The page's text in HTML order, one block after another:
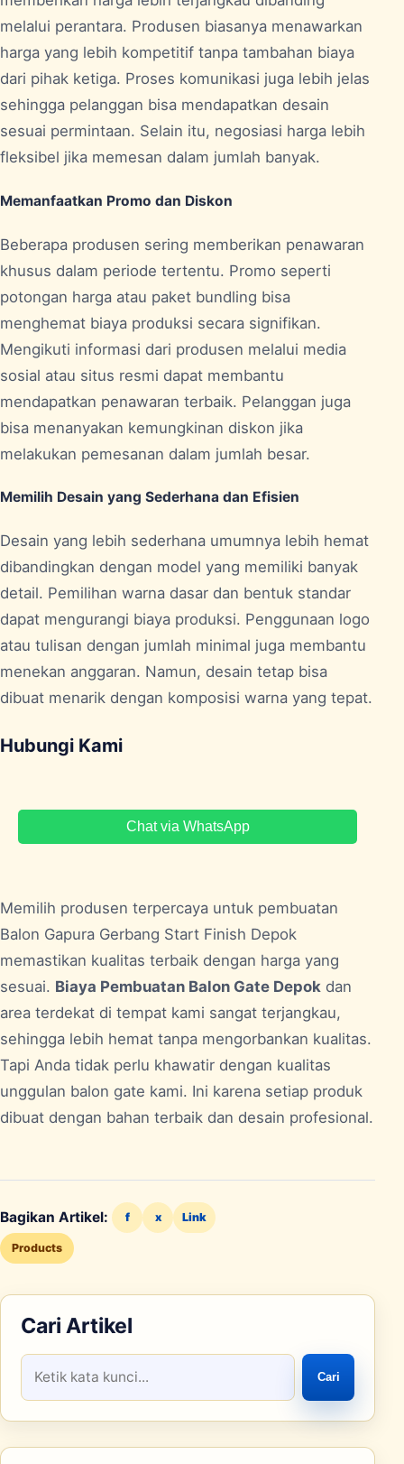
melalui perantara. Produsen biasanya menawarkan
harga yang lebih kompetitif tanpa tambahan biaya
dari pihak ketiga. Proses komunikasi juga lebih jelas
sehingga pelanggan bisa mendapatkan desain
sesuai permintaan. Selain itu, negosiasi harga lebih
fleksibel jika memesan dalam jumlah banyak.
Memanfaatkan Promo dan Diskon
Beberapa produsen sering memberikan penawaran
khusus dalam periode tertentu. Promo seperti
potongan harga atau paket bundling bisa
menghemat biaya produksi secara signifikan.
Mengikuti informasi dari produsen melalui media
sosial atau situs resmi dapat membantu
mendapatkan penawaran terbaik. Pelanggan juga
bisa menanyakan kemungkinan diskon jika
melakukan pemesanan dalam jumlah besar.
Memilih Desain yang Sederhana dan Efisien
Desain yang lebih sederhana umumnya lebih hemat
dibandingkan dengan model yang memiliki banyak
detail. Pemilihan warna dasar dan bentuk standar
dapat mengurangi biaya produksi. Penggunaan logo
atau tulisan dengan jumlah minimal juga membantu
menekan anggaran. Namun, desain tetap bisa
dibuat menarik dengan komposisi warna yang tepat.
Hubungi Kami
Chat via WhatsApp
Memilih produsen terpercaya untuk pembuatan
Balon Gapura Gerbang Start Finish Depok
memastikan kualitas terbaik dengan harga yang
sesuai. Biaya Pembuatan Balon Gate Depok dan
area terdekat di tempat kami sangat terjangkau,
sehingga lebih hemat tanpa mengorbankan kualitas.
Tapi Anda tidak perlu khawatir dengan kualitas
unggulan balon gate kami. Ini karena setiap produk
dibuat dengan bahan terbaik dan desain profesional.
Bagikan Artikel: f x Link
Products
Cari Artikel
Cari